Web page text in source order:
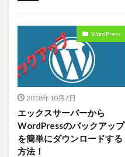
WordPress
2018年10月7日
エックスサーバーから
WordPressのバックアップ
を簡単にダウンロードする
方法！